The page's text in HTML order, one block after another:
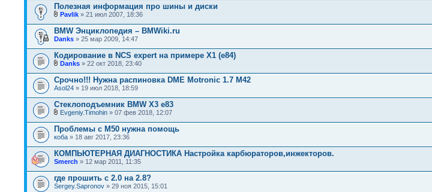
Полезная информация про шины и диски
Pavlik » 21 июл 2007, 18:36
BMW Энциклопедия – BMWiki.ru
Danks » 25 мар 2009, 14:47
Кодирование в NCS expert на примере X1 (e84)
Danks » 22 окт 2018, 23:40
Срочно!!! Нужна распиновка DME Motronic 1.7 М42
Asol24 » 19 июл 2018, 18:59
Стеклоподъемник BMW X3 e83
Evgeniy.Timohin » 07 фев 2018, 12:07
Проблемы с М50 нужна помощь
коба » 18 авг 2017, 23:36
КОМПЬЮТЕРНАЯ ДИАГНОСТИКА Настройка карбюраторов,инжекторов.
Smerch » 12 мар 2011, 11:35
где прошить с 2.0 на 2.8?
Sergey.Sapronov » 29 ноя 2015, 15:01